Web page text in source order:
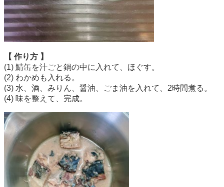
【 作り方 】
(1) 鯖缶を汁ごと鍋の中に入れて、ほぐす。
(2) わかめも入れる。
(3) 水、酒、みりん、醤油、ごま油を入れて、2時間煮る。
(4) 味を整えて、完成。